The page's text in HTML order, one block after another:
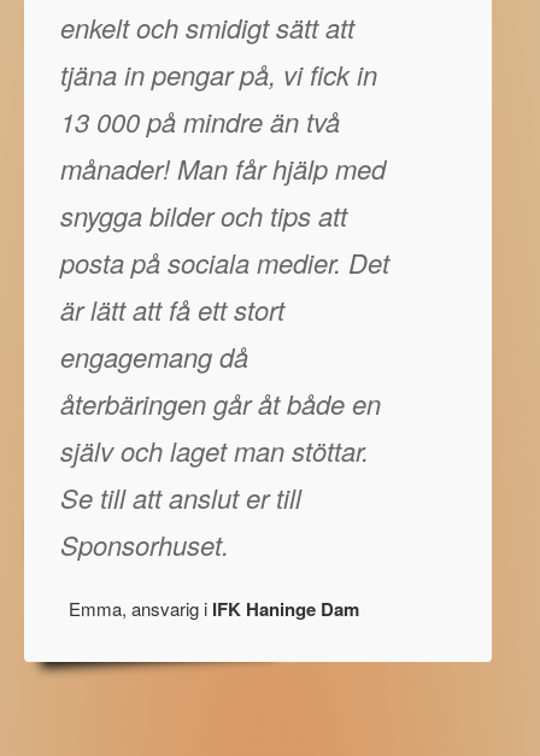
enkelt och smidigt sätt att
tjäna in pengar på, vi fick in
13 000 på mindre än två
månader! Man får hjälp med
snygga bilder och tips att
posta på sociala medier. Det
är lätt att få ett stort
engagemang då
återbäringen går åt både en
själv och laget man stöttar.
Se till att anslut er till
Sponsorhuset.
Emma, ansvarig i IFK Haninge Dam